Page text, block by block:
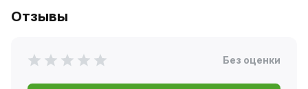
Отзывы
Без оценки